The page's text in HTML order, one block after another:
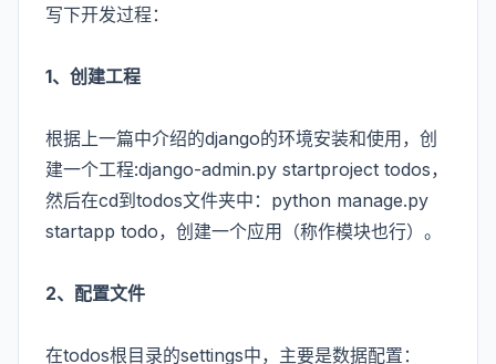
写下开发过程：
1、创建工程
根据上一篇中介绍的django的环境安装和使用，创
建一个工程:django-admin.py startproject todos，
然后在cd到todos文件夹中：python manage.py
startapp todo，创建一个应用（称作模块也行）。
2、配置文件
在todos根目录的settings中，主要是数据配置：